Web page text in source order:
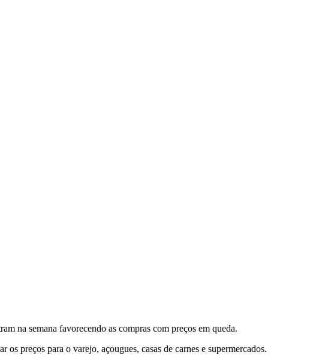
na semana favorecendo as compras com preços em queda.
preços para o varejo, açougues, casas de carnes e supermercados.